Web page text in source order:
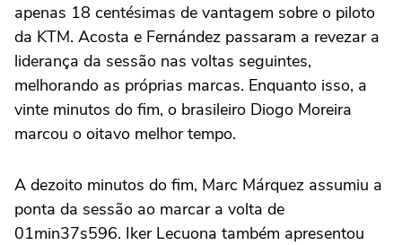
apenas 18 centésimas de vantagem sobre o piloto
da KTM. Acosta e Fernández passaram a revezar a
liderança da sessão nas voltas seguintes,
melhorando as próprias marcas. Enquanto isso, a
vinte minutos do fim, o brasileiro Diogo Moreira
marcou o oitavo melhor tempo.
A dezoito minutos do fim, Marc Márquez assumiu a
ponta da sessão ao marcar a volta de
01min37s596. Iker Lecuona também apresentou